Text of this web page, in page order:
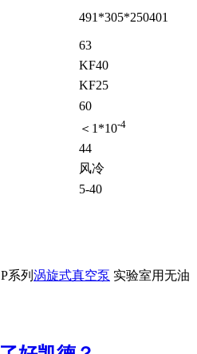
491*305*250401
63
KF40
KF25
60
＜1*10-4
44
风冷
5-40
系列 涡旋式真空泵 实验室用无油